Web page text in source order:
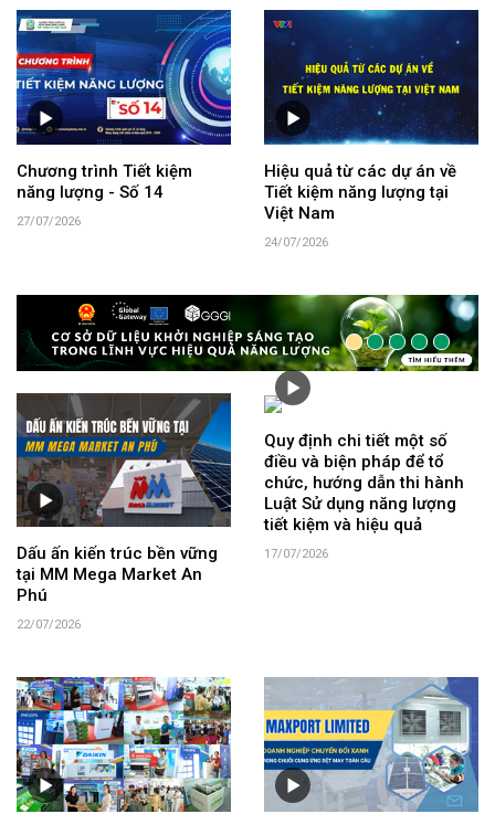
Chương trình Tiết kiệm
năng lượng - Số 14
27/07/2026
Hiệu quả từ các dự án về
Tiết kiệm năng lượng tại
Việt Nam
24/07/2026
Dấu ấn kiến trúc bền vững
tại MM Mega Market An
Phú
22/07/2026
Quy định chi tiết một số
điều và biện pháp để tổ
chức, hướng dẫn thi hành
Luật Sử dụng năng lượng
tiết kiệm và hiệu quả
17/07/2026